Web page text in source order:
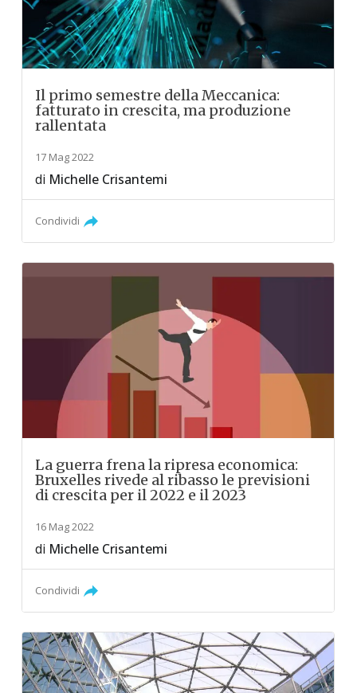
Il primo semestre della Meccanica:
fatturato in crescita, ma produzione
rallentata
17 Mag 2022
di Michelle Crisantemi
Condividi
La guerra frena la ripresa economica:
Bruxelles rivede al ribasso le previsioni
di crescita per il 2022 e il 2023
16 Mag 2022
di Michelle Crisantemi
Condividi